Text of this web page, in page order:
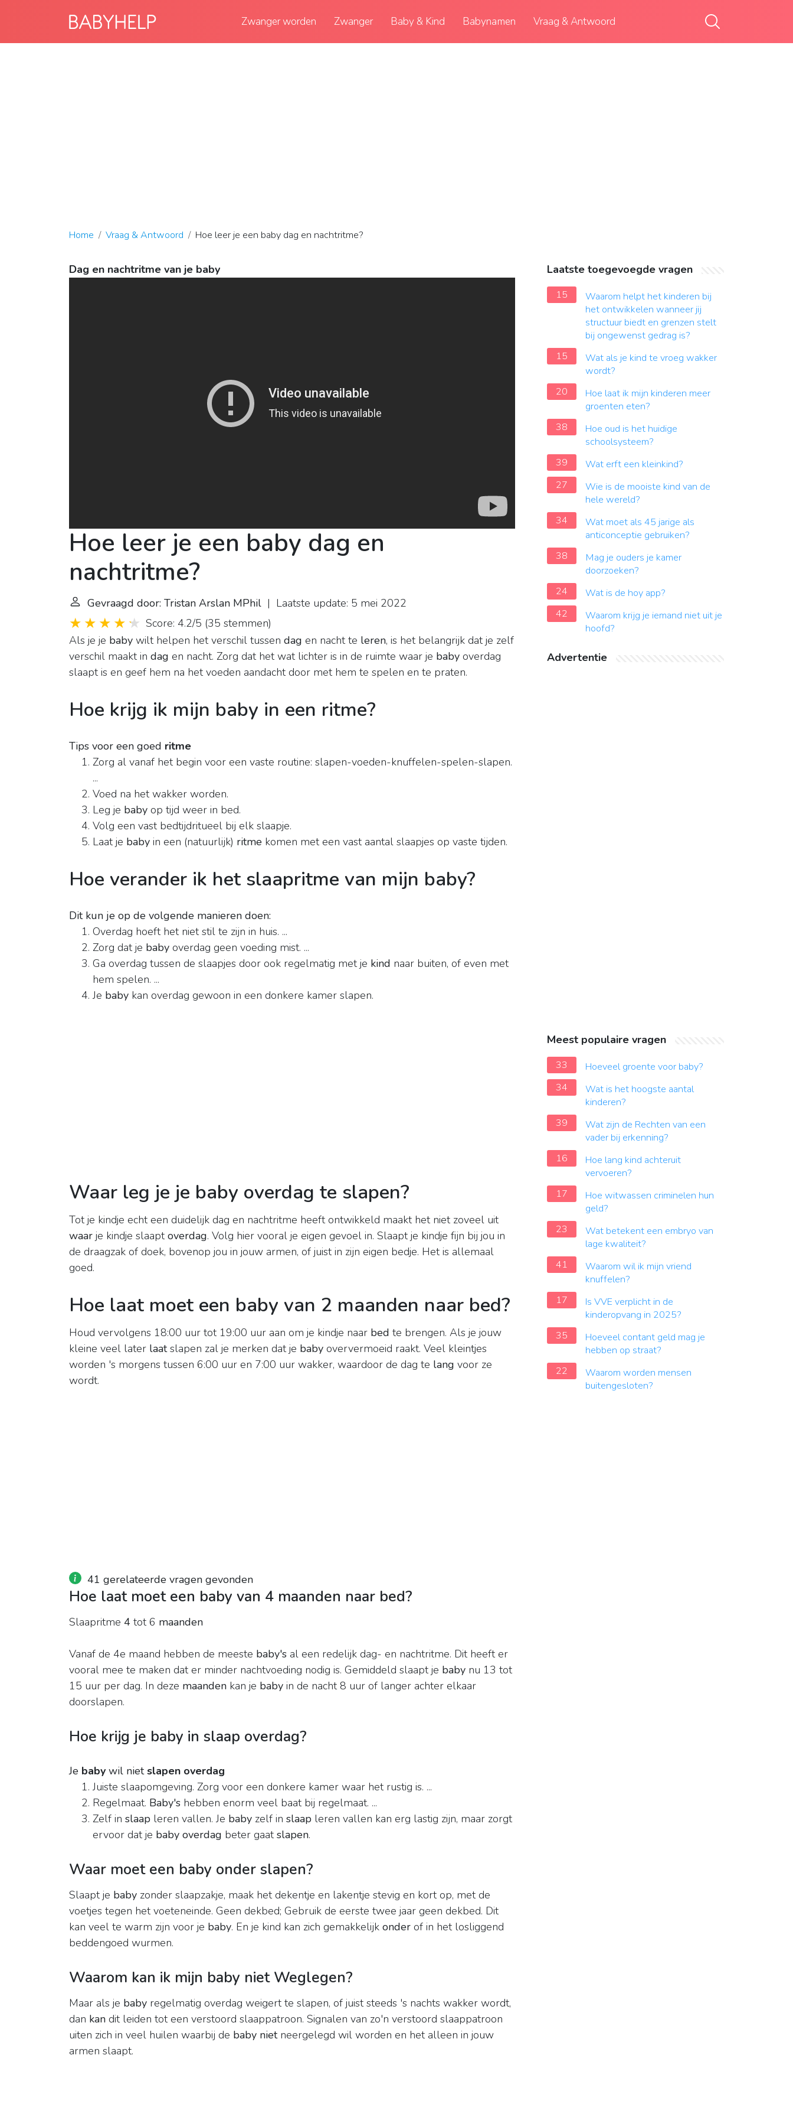
Zwanger worden Zwanger Baby & Kind Babynamen Vraag & Antwoord
Home Vraag & Antwoord Hoe leer je een baby dag en nachtritme?
Dag en nachtritme van je baby
Hoe leer je een baby dag en
nachtritme?
Gevraagd door: Tristan Arslan MPhil | Laatste update: 5 mei 2022
Score: 4.2/5 (35 stemmen)
Als je je baby wilt helpen het verschil tussen dag en nacht te leren, is het belangrijk dat je zelf
verschil maakt in dag en nacht. Zorg dat het wat lichter is in de ruimte waar je baby overdag
slaapt is en geef hem na het voeden aandacht door met hem te spelen en te praten.
Hoe krijg ik mijn baby in een ritme?
Tips voor een goed ritme
Zorg al vanaf het begin voor een vaste routine: slapen-voeden-knuffelen-spelen-slapen.
...
Voed na het wakker worden.
Leg je baby op tijd weer in bed.
Volg een vast bedtijdritueel bij elk slaapje.
Laat je baby in een (natuurlijk) ritme komen met een vast aantal slaapjes op vaste tijden.
Hoe verander ik het slaapritme van mijn baby?
Dit kun je op de volgende manieren doen:
Overdag hoeft het niet stil te zijn in huis. ...
Zorg dat je baby overdag geen voeding mist. ...
Ga overdag tussen de slaapjes door ook regelmatig met je kind naar buiten, of even met
hem spelen. ...
Je baby kan overdag gewoon in een donkere kamer slapen.
Waar leg je je baby overdag te slapen?
Tot je kindje echt een duidelijk dag en nachtritme heeft ontwikkeld maakt het niet zoveel uit
waar je kindje slaaptoverdag. Volg hier vooral je eigen gevoel in. Slaapt je kindje fijn bij jou in
de draagzak of doek, bovenop jou in jouw armen, of juist in zijn eigen bedje. Het is allemaal
goed.
Hoe laat moet een baby van 2 maanden naar bed?
Houd vervolgens 18:00 uur tot 19:00 uur aan om je kindje naar bed te brengen. Als je jouw
kleine veel later laatslapen zal je merken dat je baby oververmoeid raakt. Veel kleintjes
worden 's morgens tussen 6:00 uur en 7:00 uur wakker, waardoor de dag te lang voor ze
wordt.
41 gerelateerde vragen gevonden
Hoe laat moet een baby van 4 maanden naar bed?
Slaapritme 4 tot 6 maanden
Vanaf de 4e maand hebben de meeste baby's al een redelijk dag- en nachtritme. Dit heeft er
vooral mee te maken dat er minder nachtvoeding nodig is. Gemiddeld slaapt je baby nu 13 tot
15 uur per dag. In deze maanden kan je baby in de nacht 8 uur of langer achter elkaar
doorslapen.
Hoe krijg je baby in slaap overdag?
Je baby wil nietslapen overdag
Juiste slaapomgeving. Zorg voor een donkere kamer waar het rustig is. ...
Regelmaat. Baby's hebben enorm veel baat bij regelmaat. ...
Zelf in slaap leren vallen. Je baby zelf in slaap leren vallen kan erg lastig zijn, maar zorgt
ervoor dat je baby overdag beter gaatslapen.
Waar moet een baby onder slapen?
Slaapt je baby zonder slaapzakje, maak het dekentje en lakentje stevig en kort op, met de
voetjes tegen het voeteneinde. Geen dekbed; Gebruik de eerste twee jaar geen dekbed. Dit
kan veel te warm zijn voor je baby. En je kind kan zich gemakkelijk onder of in het losliggend
beddengoed wurmen.
Waarom kan ik mijn baby niet Weglegen?
Maar als je baby regelmatig overdag weigert te slapen, of juist steeds 's nachts wakker wordt,
dan kan dit leiden tot een verstoord slaappatroon. Signalen van zo'n verstoord slaappatroon
uiten zich in veel huilen waarbij de baby nietneergelegd wil worden en het alleen in jouw
armen slaapt.
Laatste toegevoegde vragen
15
Waarom helpt het kinderen bij
het ontwikkelen wanneer jij
structuur biedt en grenzen stelt
bij ongewenst gedrag is?
15
Wat als je kind te vroeg wakker
wordt?
20
Hoe laat ik mijn kinderen meer
groenten eten?
38
Hoe oud is het huidige
schoolsysteem?
39
Wat erft een kleinkind?
27
Wie is de mooiste kind van de
hele wereld?
34
Wat moet als 45 jarige als
anticonceptie gebruiken?
38
Mag je ouders je kamer
doorzoeken?
24
Wat is de hoy app?
42
Waarom krijg je iemand niet uit je
hoofd?
Advertentie
Meest populaire vragen
33
Hoeveel groente voor baby?
34
Wat is het hoogste aantal
kinderen?
39
Wat zijn de Rechten van een
vader bij erkenning?
16
Hoe lang kind achteruit
vervoeren?
17
Hoe witwassen criminelen hun
geld?
23
Wat betekent een embryo van
lage kwaliteit?
41
Waarom wil ik mijn vriend
knuffelen?
17
Is VVE verplicht in de
kinderopvang in 2025?
35
Hoeveel contant geld mag je
hebben op straat?
22
Waarom worden mensen
buitengesloten?